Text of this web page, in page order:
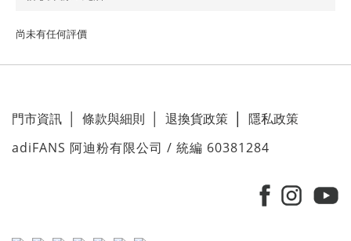
尚未有任何評價
門市資訊 條款與細則 退換貨政策 隱私政策
adiFANS 阿迪粉有限公司 / 統編 60381284